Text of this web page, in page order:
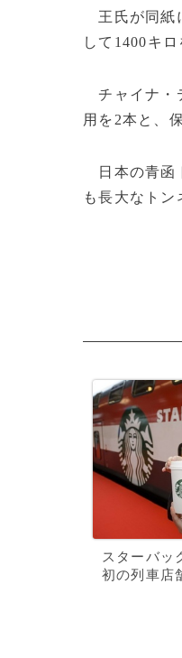
王氏が同紙
して1400キ
チャイナ・
用を2本と、
日本の青函
も長大なト
スターバッ
初の列車店